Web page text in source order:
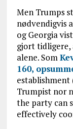
Men Trumps
nødvendigvis
og Georgia
gjort tidligere,
alene. Som
160,
Trumpist nor
the party can
effectively